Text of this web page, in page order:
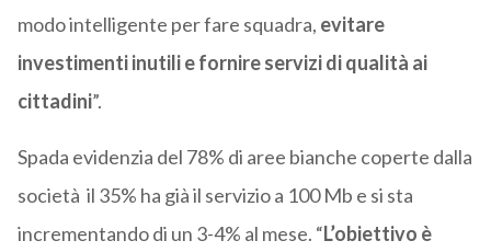
modo intelligente per fare squadra, evitare
investimenti inutili e fornire servizi di qualità ai
cittadini”.
Spada evidenzia del 78% di aree bianche coperte dalla
società il 35% ha già il servizio a 100 Mb e si sta
incrementando di un 3-4% al mese. “L’obiettivo è